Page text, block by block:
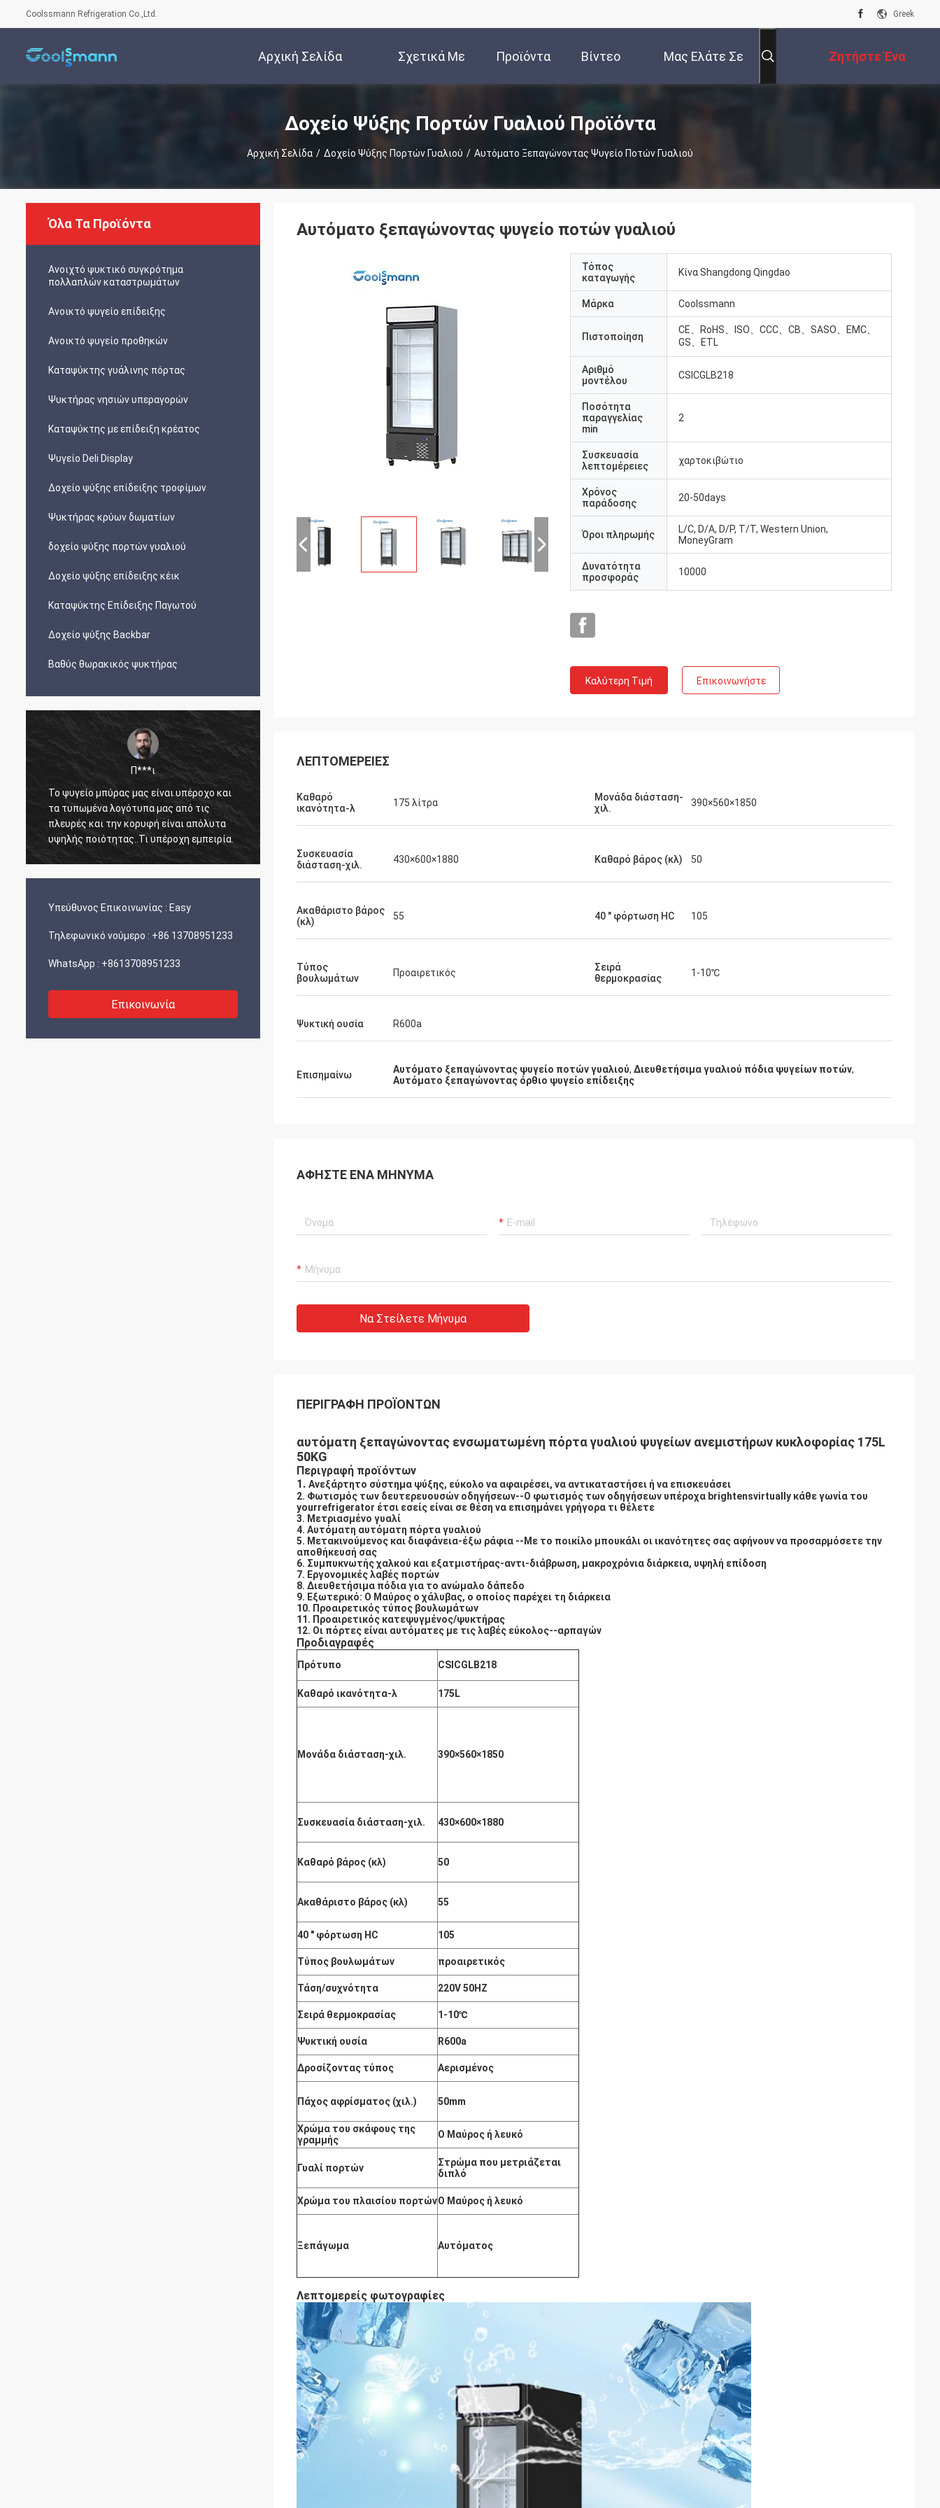
Coolssmann Refrigeration Co.,Ltd. Greek
Αρχική Σελίδα Σχετικά Με Προϊόντα Βίντεο Μας Ελάτε Σε Ζητήστε Ένα
Απόσπασμα
Δοχείο Ψύξης Πορτών Γυαλιού Προϊόντα
Αρχική Σελίδα / Δοχείο Ψύξης Πορτών Γυαλιού / Αυτόματο Ξεπαγώνοντας Ψυγείο Ποτών Γυαλιού
Όλα Τα Προϊόντα
Ανοιχτό ψυκτικό συγκρότημα
πολλαπλών καταστρωμάτων
Ανοικτό ψυγείο επίδειξης
Ανοικτό ψυγείο προθηκών
Καταψύκτης γυάλινης πόρτας
Ψυκτήρας νησιών υπεραγορών
Καταψύκτης με επίδειξη κρέατος
Ψυγείο Deli Display
Δοχείο ψύξης επίδειξης τροφίμων
Ψυκτήρας κρύων δωματίων
δοχείο ψύξης πορτών γυαλιού
Δοχείο ψύξης επίδειξης κέικ
Καταψύκτης Επίδειξης Παγωτού
Δοχείο ψύξης Backbar
Βαθύς θωρακικός ψυκτήρας
Π***ι
Το ψυγείο μπύρας μας είναι υπέροχο και
τα τυπωμένα λογότυπα μας από τις
πλευρές και την κορυφή είναι απόλυτα
υψηλής ποιότητας..Τι υπέροχη εμπειρία.
Ο Άρνολντ είναι ευχάριστος συνεργάτης,
άμεσος, γνώστης και αισιόδοξος με καλή
γνώση της αγγλικής.Τα αγαθά μας
και έφτασαν καλά συσκευασμένα και
ανέπαφα με τέλεια λειτουργία..
Υπεύθυνος Επικοινωνίας : Easy
Τηλεφωνικό νούμερο : +86 13708951233
WhatsApp : +8613708951233
Επικοινωνία
Αυτόματο ξεπαγώνοντας ψυγείο ποτών γυαλιού
Τόπος
καταγωγής
Κίνα Shangdong Qingdao
Μάρκα Coolssmann
Πιστοποίηση
CE、RoHS、ISO、CCC、CB、SASO、EMC、
GS、ETL
Αριθμό
μοντέλου
CSICGLB218
Ποσότητα
παραγγελίας
min
2
Συσκευασία
λεπτομέρειες
χαρτοκιβώτιο
Χρόνος
παράδοσης
20-50days
Όροι πληρωμής
L/C, D/A, D/P, T/T, Western Union,
MoneyGram
Δυνατότητα
προσφοράς
10000
Καλύτερη Τιμή Επικοινωνήστε
ΛΕΠΤΟΜΈΡΕΙΕΣ
Καθαρό
ικανότητα-λ
175 λίτρα
Μονάδα διάσταση-
χιλ.
390×560×1850
Συσκευασία
διάσταση-χιλ.
430×600×1880 Καθαρό βάρος (κλ) 50
Ακαθάριστο βάρος
(κλ)
55 40 " φόρτωση HC 105
Τύπος
βουλωμάτων
Προαιρετικός
Σειρά
θερμοκρασίας
1-10℃
Ψυκτική ουσία R600a
Επισημαίνω Αυτόματο ξεπαγώνοντας ψυγείο ποτών γυαλιού, Διευθετήσιμα γυαλιού πόδια ψυγείων ποτών,
Αυτόματο ξεπαγώνοντας όρθιο ψυγείο επίδειξης
ΑΦΉΣΤΕ ΈΝΑ ΜΉΝΥΜΑ
Να Στείλετε Μήνυμα
ΠΕΡΙΓΡΑΦΉ ΠΡΟΪΌΝΤΩΝ
αυτόματη ξεπαγώνοντας ενσωματωμένη πόρτα γυαλιού ψυγείων ανεμιστήρων κυκλοφορίας 175L
50KG
Περιγραφή προϊόντων
1. Ανεξάρτητο σύστημα ψύξης, εύκολο να αφαιρέσει, να αντικαταστήσει ή να επισκευάσει
2. Φωτισμός των δευτερευουσών οδηγήσεων--Ο φωτισμός των οδηγήσεων υπέροχα brightensvirtually κάθε γωνία του
yourrefrigerator έτσι εσείς είναι σε θέση να επισημάνει γρήγορα τι θέλετε
3. Μετριασμένο γυαλί
4. Αυτόματη αυτόματη πόρτα γυαλιού
5. Μετακινούμενος και διαφάνεια-έξω ράφια --Με το ποικίλο μπουκάλι οι ικανότητες σας αφήνουν να προσαρμόσετε την
αποθήκευσή σας
6. Συμπυκνωτής χαλκού και εξατμιστήρας-αντι-διάβρωση, μακροχρόνια διάρκεια, υψηλή επίδοση
7. Εργονομικές λαβές πορτών
8. Διευθετήσιμα πόδια για το ανώμαλο δάπεδο
9. Εξωτερικό: Ο Μαύρος ο χάλυβας, ο οποίος παρέχει τη διάρκεια
10. Προαιρετικός τύπος βουλωμάτων
11. Προαιρετικός κατεψυγμένος/ψυκτήρας
12. Οι πόρτες είναι αυτόματες με τις λαβές εύκολος--αρπαγών
Προδιαγραφές
Πρότυπο CSICGLB218
Καθαρό ικανότητα-λ 175L
Μονάδα διάσταση-χιλ. 390×560×1850
Συσκευασία διάσταση-χιλ. 430×600×1880
Καθαρό βάρος (κλ) 50
Ακαθάριστο βάρος (κλ) 55
40 " φόρτωση HC 105
Τύπος βουλωμάτων προαιρετικός
Τάση/συχνότητα 220V 50HZ
Σειρά θερμοκρασίας 1-10℃
Ψυκτική ουσία R600a
Δροσίζοντας τύπος Αερισμένος
Πάχος αφρίσματος (χιλ.) 50mm
Χρώμα του σκάφους της
γραμμής
Ο Μαύρος ή λευκό
Γυαλί πορτών
Στρώμα που μετριάζεται
διπλό
Χρώμα του πλαισίου πορτώνΟ Μαύρος ή λευκό
Ξεπάγωμα Αυτόματος
Λεπτομερείς φωτογραφίες